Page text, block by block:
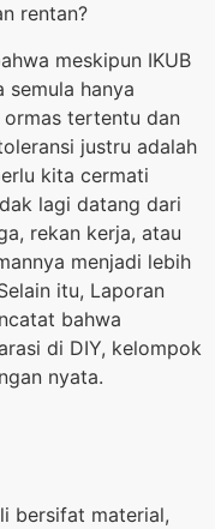
rentan?
meskipun IKUB
semula hanya
tertentu dan
justru adalah
kita cermati
lagi datang dari
rekan kerja, atau
menjadi lebih
itu, Laporan
bahwa
di DIY, kelompok
nyata.
bersifat material,